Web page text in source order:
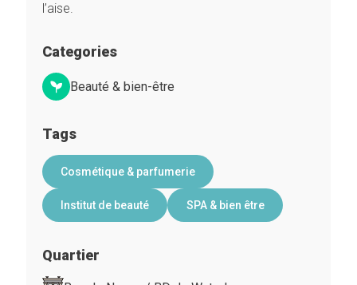
l’aise.
Categories
Beauté & bien-être
Tags
Cosmétique & parfumerie
Institut de beauté SPA & bien être
Quartier